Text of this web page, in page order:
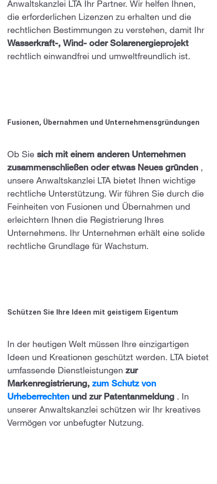
Anwaltskanzlei LTA Ihr Partner. Wir helfen Ihnen,
die erforderlichen Lizenzen zu erhalten und die
rechtlichen Bestimmungen zu verstehen, damit Ihr
Wasserkraft-, Wind- oder Solarenergieprojekt
rechtlich einwandfrei und umweltfreundlich ist.
Fusionen, Übernahmen und Unternehmensgründungen
Ob Sie sich mit einem anderen Unternehmen
zusammenschließen oder etwas Neues gründen ,
unsere Anwaltskanzlei LTA bietet Ihnen wichtige
rechtliche Unterstützung. Wir führen Sie durch die
Feinheiten von Fusionen und Übernahmen und
erleichtern Ihnen die Registrierung Ihres
Unternehmens. Ihr Unternehmen erhält eine solide
rechtliche Grundlage für Wachstum.
Schützen Sie Ihre Ideen mit geistigem Eigentum
In der heutigen Welt müssen Ihre einzigartigen
Ideen und Kreationen geschützt werden. LTA bietet
umfassende Dienstleistungen zur
Markenregistrierung, zum Schutz von
Urheberrechten und zur Patentanmeldung . In
unserer Anwaltskanzlei schützen wir Ihr kreatives
Vermögen vor unbefugter Nutzung.